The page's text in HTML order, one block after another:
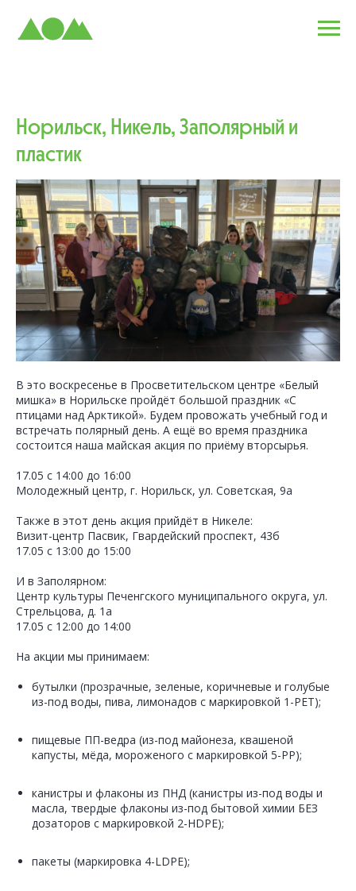
Норильск, Никель, Заполярный и
пластик
В это воскресенье в Просветительском центре «Белый
мишка» в Норильске пройдёт большой праздник «С
птицами над Арктикой». Будем провожать учебный год и
встречать полярный день. А ещё во время праздника
состоится наша майская акция по приёму вторсырья.
17.05 с 14:00 до 16:00
Молодежный центр, г. Норильск, ул. Советская, 9а
Также в этот день акция прийдёт в Никеле:
Визит-центр Пасвик, Гвардейский проспект, 43б
17.05 с 13:00 до 15:00
И в Заполярном:
Центр культуры Печенгского муниципального округа, ул.
Стрельцова, д. 1а
17.05 с 12:00 до 14:00
На акции мы принимаем:
бутылки (прозрачные, зеленые, коричневые и голубые
из-под воды, пива, лимонадов с маркировкой 1-PET);
пищевые ПП-ведра (из-под майонеза, квашеной
капусты, мёда, мороженого с маркировкой 5-PP);
канистры и флаконы из ПНД (канистры из-под воды и
масла, твердые флаконы из-под бытовой химии БЕЗ
дозаторов с маркировкой 2-HDPE);
пакеты (маркировка 4-LDPE);